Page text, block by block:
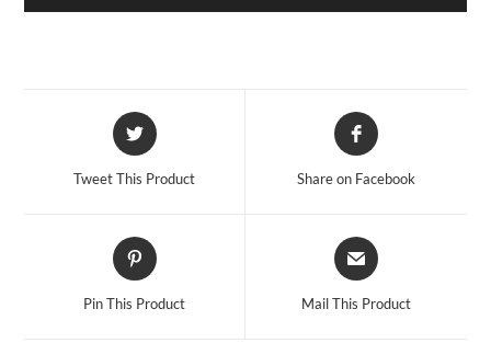
Opens
in
Tweet This Product
Opens
in
Share on Facebook
Opens
in
Pin This Product
Opens
in
Mail This Product